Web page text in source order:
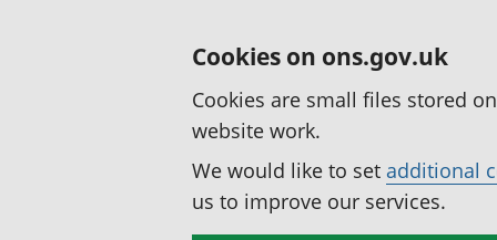
Cookies on ons.gov.uk
Cookies are small files stored
website work.
We would like to set additional
us to improve our services.